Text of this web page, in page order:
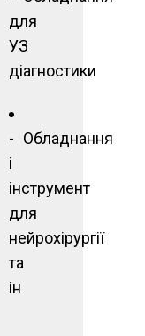
для
УЗ
діагностики
Обладнання
і
інструмент
для
нейрохірургії
та
ін